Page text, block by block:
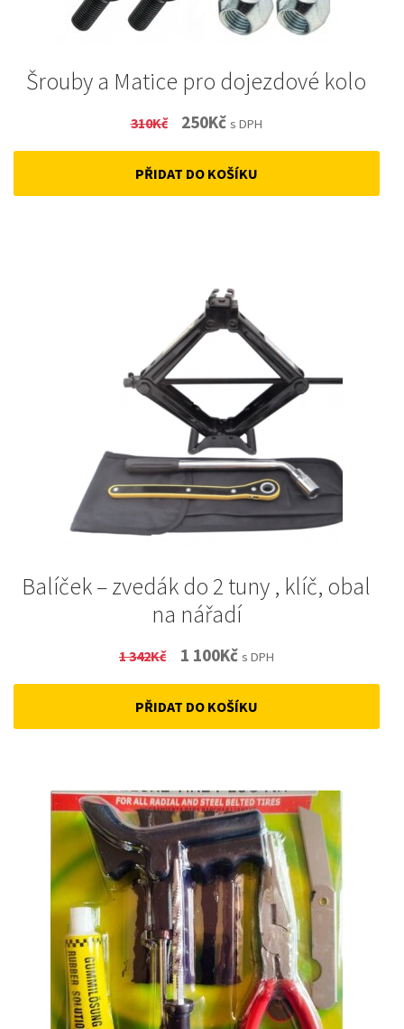
Šrouby a Matice pro dojezdové kolo
310Kč
Original
price
was:
250KčCurrent
price
is:
s DPH
PŘIDAT DO KOŠÍKU
Balíček – zvedák do 2 tuny , klíč, obal
na nářadí
1 342Kč
Original
price
was:
1 100KčCurrent
price
is:
s DPH
PŘIDAT DO KOŠÍKU